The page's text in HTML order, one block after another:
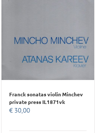
Franck sonatas violin Minchev
private press IL1871vk
€ 30,00